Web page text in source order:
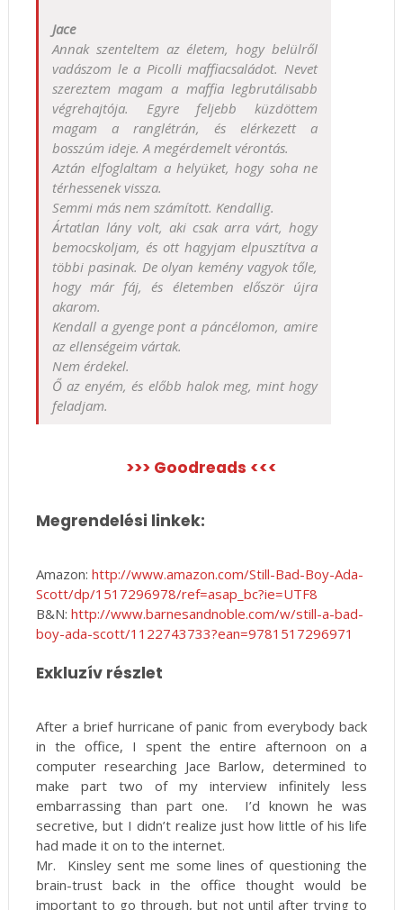
Jace
Annak szenteltem az életem, hogy belülről
vadászom le a Picolli maffiacsaládot. Nevet
szereztem magam a maffia legbrutálisabb
végrehajtója. Egyre feljebb küzdöttem
magam a ranglétrán, és elérkezett a
bosszúm ideje. A megérdemelt vérontás.
Aztán elfoglaltam a helyüket, hogy soha ne
térhessenek vissza.
Semmi más nem számított. Kendallig.
Ártatlan lány volt, aki csak arra várt, hogy
bemocskoljam, és ott hagyjam elpusztítva a
többi pasinak. De olyan kemény vagyok tőle,
hogy már fáj, és életemben először újra
akarom.
Kendall a gyenge pont a páncélomon, amire
az ellenségeim vártak.
Nem érdekel.
Ő az enyém, és előbb halok meg, mint hogy
feladjam.
>>> Goodreads <<<
Megrendelési linkek:
Amazon: http://www.amazon.com/Still-Bad-Boy-Ada-
Scott/dp/1517296978/ref=asap_bc?ie=UTF8
B&N: http://www.barnesandnoble.com/w/still-a-bad-
boy-ada-scott/1122743733?ean=9781517296971
Exkluzív részlet
After a brief hurricane of panic from everybody back
in the office, I spent the entire afternoon on a
computer researching Jace Barlow, determined to
make part two of my interview infinitely less
embarrassing than part one. I’d known he was
secretive, but I didn’t realize just how little of his life
had made it on to the internet.
Mr. Kinsley sent me some lines of questioning the
brain-trust back in the office thought would be
important to go through, but not until after trying to